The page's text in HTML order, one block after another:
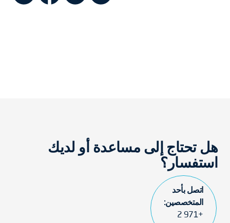
هل تحتاج إلى مساعدة أو لديك
استفسار؟
اتصل بأحد
المتخصصين:
+971 2